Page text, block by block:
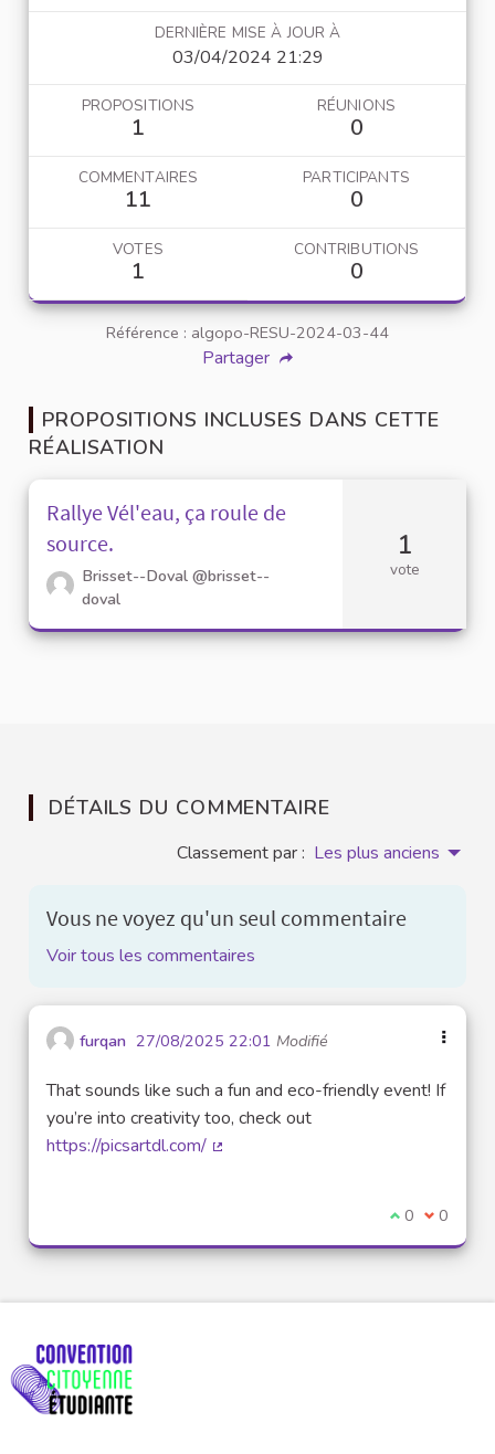
DERNIÈRE MISE À JOUR À
03/04/2024 21:29
PROPOSITIONS
1
RÉUNIONS
0
COMMENTAIRES
11
PARTICIPANTS
0
VOTES
1
CONTRIBUTIONS
0
Référence : algopo-RESU-2024-03-44
Partager
PROPOSITIONS INCLUSES DANS CETTE
RÉALISATION
Rallye Vél'eau, ça roule de
source.
Brisset--Doval @brisset--
doval
1
vote
DÉTAILS DU COMMENTAIRE
Classement par : Les plus anciens
Vous ne voyez qu'un seul commentaire
Voir tous les commentaires
furqan 27/08/2025 22:01 Modifié
That sounds like such a fun and eco-friendly event! If
you’re into creativity too, check out
https://picsartdl.com/
Je suis
0 Je ne
0